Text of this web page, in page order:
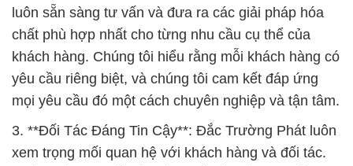
luôn sẵn sàng tư vấn và đưa ra các giải pháp hóa
chất phù hợp nhất cho từng nhu cầu cụ thể của
khách hàng. Chúng tôi hiểu rằng mỗi khách hàng có
yêu cầu riêng biệt, và chúng tôi cam kết đáp ứng
mọi yêu cầu đó một cách chuyên nghiệp và tận tâm.
3. **Đối Tác Đáng Tin Cậy**: Đắc Trường Phát luôn
xem trọng mối quan hệ với khách hàng và đối tác.